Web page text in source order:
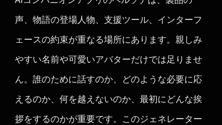
声、物語の登場人物、支援ツール、インターフ
ェースの約束が重なる場所にあります。親しみ
やすい名前や可愛いアバターだけでは足りませ
ん。誰のために話すのか、どのような必要に応
えるのか、何を越えないのか、最初にどんな挨
拶をするのかが重要です。このジェネレーター